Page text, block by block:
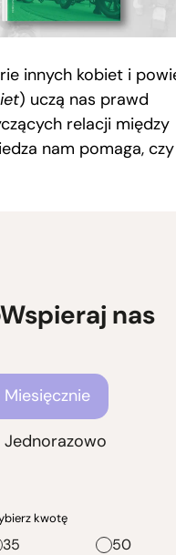
innych kobiet i
) uczą nas prawd
relacji między
nam pomaga, czy
Wspieraj nas
wsparcia
Miesięcznie
Jednorazowo
kwotę
35
50